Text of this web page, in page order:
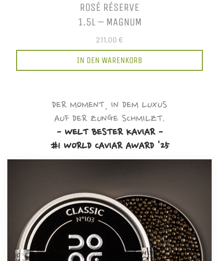
ROSÉ RÉSERVE
1.5L – MAGNUM
211,00 €
IN DEN WARENKORB
DER MOMENT, IN DEM LUXUS
AUF DER ZUNGE SCHMILZT.
- WELT BESTER KAVIAR -
#1 WORLD CAVIAR AWARD '25